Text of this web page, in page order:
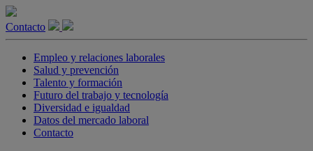
Contacto
Empleo y relaciones laborales
Salud y prevención
Talento y formación
Futuro del trabajo y tecnología
Diversidad e igualdad
Datos del mercado laboral
Contacto